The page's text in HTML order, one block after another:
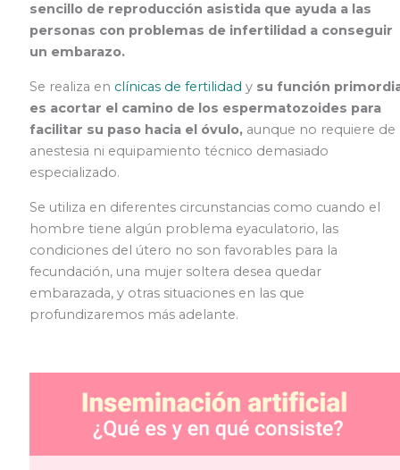
sencillo de reproducción asistida que ayuda a las
personas con problemas de infertilidad a conseguir
un embarazo.
Se realiza en clínicas de fertilidad ysu función
es acortar el camino de los espermatozoides para
facilitar su paso hacia el óvulo,aunque no requiere de
anestesia ni equipamiento técnico demasiado
especializado.
Se utiliza en diferentes circunstancias como cuando el
hombre tiene algún problema eyaculatorio, las
condiciones del útero no son favorables para la
fecundación, una mujer soltera desea quedar
embarazada, y otras situaciones en las que
profundizaremos más adelante.